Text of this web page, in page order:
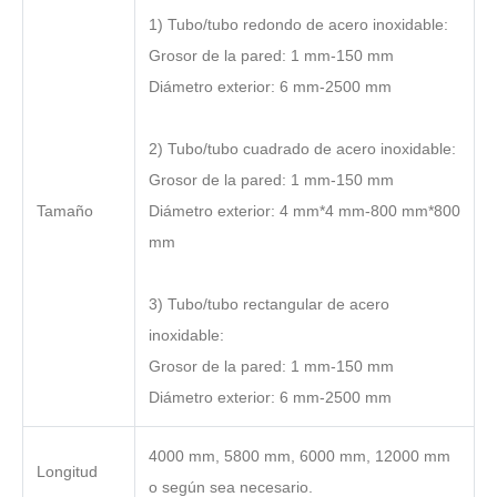
Tamaño
1) Tubo/tubo redondo de acero inoxidable:
Grosor de la pared: 1 mm-150 mm
Diámetro exterior: 6 mm-2500 mm
2) Tubo/tubo cuadrado de acero inoxidable:
Grosor de la pared: 1 mm-150 mm
Diámetro exterior: 4 mm*4 mm-800 mm*800
mm
3) Tubo/tubo rectangular de acero
inoxidable:
Grosor de la pared: 1 mm-150 mm
Diámetro exterior: 6 mm-2500 mm
Longitud
4000 mm, 5800 mm, 6000 mm, 12000 mm
o según sea necesario.